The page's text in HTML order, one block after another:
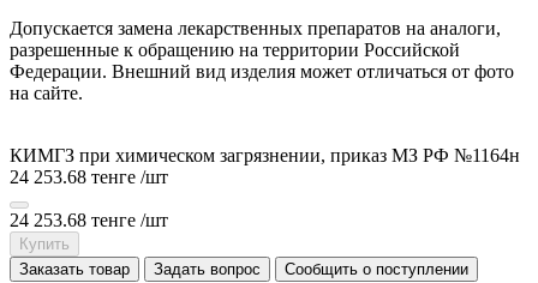
Допускается замена лекарственных препаратов на аналоги,
разрешенные к обращению на территории Российской
Федерации. Внешний вид изделия может отличаться от фото
на сайте.
КИМГЗ при химическом загрязнении, приказ МЗ РФ №1164н
24 253.68 тенге /шт
24 253.68 тенге /шт
Купить
Заказать товар
Задать вопрос Сообщить о поступлении